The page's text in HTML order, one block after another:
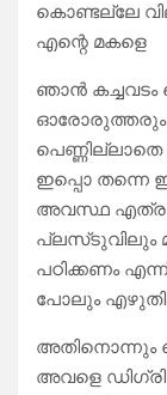
കൊണ്ടല്ലേ
എന്റെ മകളെ
ഞാൻ കച്ചവടം
ഓരോരുത്തരും
ഇപ്പൊ തന്നെ ഈ
അവസ്ഥ എത്ര
പ്ലസ്‌ടുവിലും
പഠിക്കണം
പോലും
അതിനൊന്നും
അവളെ ഡിഗ്രി